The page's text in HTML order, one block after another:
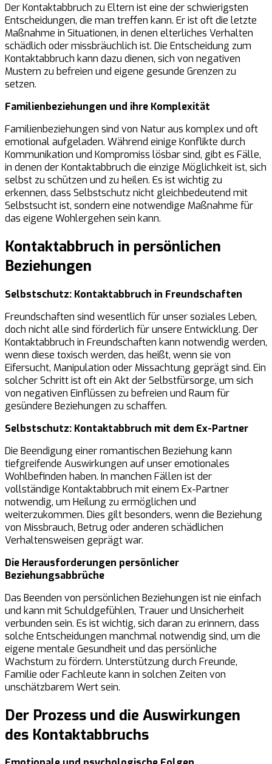
Der Kontaktabbruch zu Eltern ist eine der schwierigsten
Entscheidungen, die man treffen kann. Er ist oft die letzte
Maßnahme in Situationen, in denen elterliches Verhalten
schädlich oder missbräuchlich ist. Die Entscheidung zum
Kontaktabbruch kann dazu dienen, sich von negativen
Mustern zu befreien und eigene gesunde Grenzen zu
setzen.
Familienbeziehungen und ihre Komplexität
Familienbeziehungen sind von Natur aus komplex und oft
emotional aufgeladen. Während einige Konflikte durch
Kommunikation und Kompromiss lösbar sind, gibt es Fälle,
in denen der Kontaktabbruch die einzige Möglichkeit ist, sich
selbst zu schützen und zu heilen. Es ist wichtig zu
erkennen, dass Selbstschutz nicht gleichbedeutend mit
Selbstsucht ist, sondern eine notwendige Maßnahme für
das eigene Wohlergehen sein kann.
Kontaktabbruch in persönlichen
Beziehungen
Selbstschutz: Kontaktabbruch in Freundschaften
Freundschaften sind wesentlich für unser soziales Leben,
doch nicht alle sind förderlich für unsere Entwicklung. Der
Kontaktabbruch in Freundschaften kann notwendig werden,
wenn diese toxisch werden, das heißt, wenn sie von
Eifersucht, Manipulation oder Missachtung geprägt sind. Ein
solcher Schritt ist oft ein Akt der Selbstfürsorge, um sich
von negativen Einflüssen zu befreien und Raum für
gesündere Beziehungen zu schaffen.
Selbstschutz: Kontaktabbruch mit dem Ex-Partner
Die Beendigung einer romantischen Beziehung kann
tiefgreifende Auswirkungen auf unser emotionales
Wohlbefinden haben. In manchen Fällen ist der
vollständige Kontaktabbruch mit einem Ex-Partner
notwendig, um Heilung zu ermöglichen und
weiterzukommen. Dies gilt besonders, wenn die Beziehung
von Missbrauch, Betrug oder anderen schädlichen
Verhaltensweisen geprägt war.
Die Herausforderungen persönlicher
Beziehungsabbrüche
Das Beenden von persönlichen Beziehungen ist nie einfach
und kann mit Schuldgefühlen, Trauer und Unsicherheit
verbunden sein. Es ist wichtig, sich daran zu erinnern, dass
solche Entscheidungen manchmal notwendig sind, um die
eigene mentale Gesundheit und das persönliche
Wachstum zu fördern. Unterstützung durch Freunde,
Familie oder Fachleute kann in solchen Zeiten von
unschätzbarem Wert sein.
Der Prozess und die Auswirkungen
des Kontaktabbruchs